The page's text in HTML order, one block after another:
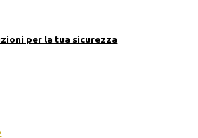
per la tua sicurezza